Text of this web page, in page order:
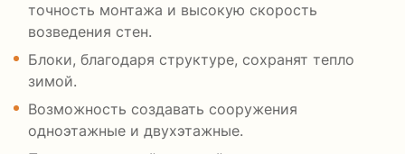
точность монтажа и высокую скорость
возведения стен.
Блоки, благодаря структуре, сохранят тепло
зимой.
Возможность создавать сооружения
одноэтажные и двухэтажные.